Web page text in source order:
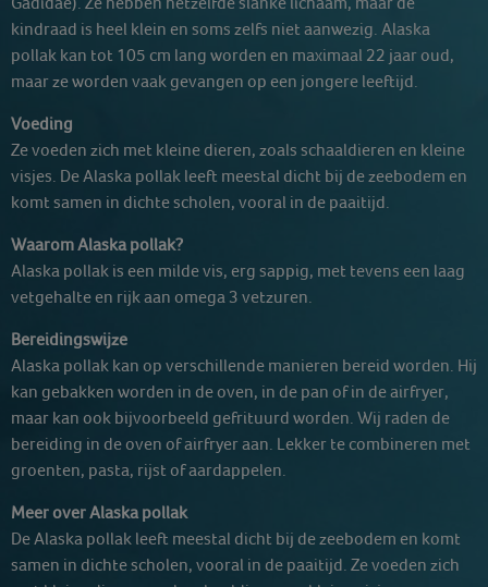
kindraad is heel klein en soms zelfs niet aanwezig. Alaska
pollak kan tot 105 cm lang worden en maximaal 22 jaar oud,
maar ze worden vaak gevangen op een jongere leeftijd.
Voeding
Ze voeden zich met kleine dieren, zoals schaaldieren en kleine
visjes. De Alaska pollak leeft meestal dicht bij de zeebodem en
komt samen in dichte scholen, vooral in de paaitijd.
Waarom Alaska pollak?
Alaska pollak is een milde vis, erg sappig, met tevens een laag
vetgehalte en rijk aan omega 3 vetzuren.
Bereidingswijze
Alaska pollak kan op verschillende manieren bereid worden. Hij
kan gebakken worden in de oven, in de pan of in de airfryer,
maar kan ook bijvoorbeeld gefrituurd worden. Wij raden de
bereiding in de oven of airfryer aan. Lekker te combineren met
groenten, pasta, rijst of aardappelen.
Meer over Alaska pollak
De Alaska pollak leeft meestal dicht bij de zeebodem en komt
samen in dichte scholen, vooral in de paaitijd. Ze voeden zich